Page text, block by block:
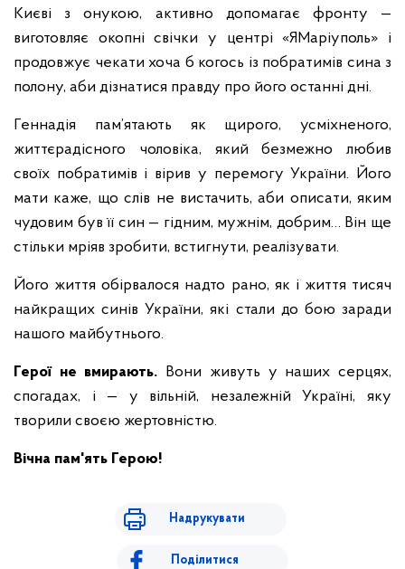
Києві з онукою, активно допомагає фронту —
виготовляє окопні свічки у центрі «ЯМаріуполь» і
продовжує чекати хоча б когось із побратимів сина з
полону, аби дізнатися правду про його останні дні.
Геннадія пам’ятають як щирого, усміхненого,
життєрадісного чоловіка, який безмежно любив
своїх побратимів і вірив у перемогу України. Його
мати каже, що слів не вистачить, аби описати, яким
чудовим був її син — гідним, мужнім, добрим… Він ще
стільки мріяв зробити, встигнути, реалізувати.
Його життя обірвалося надто рано, як і життя тисяч
найкращих синів України, які стали до бою заради
нашого майбутнього.
Герої не вмирають. Вони живуть у наших серцях,
спогадах, і — у вільній, незалежній Україні, яку
творили своєю жертовністю.
Вічна пам'ять Герою!
Надрукувати
Поділитися